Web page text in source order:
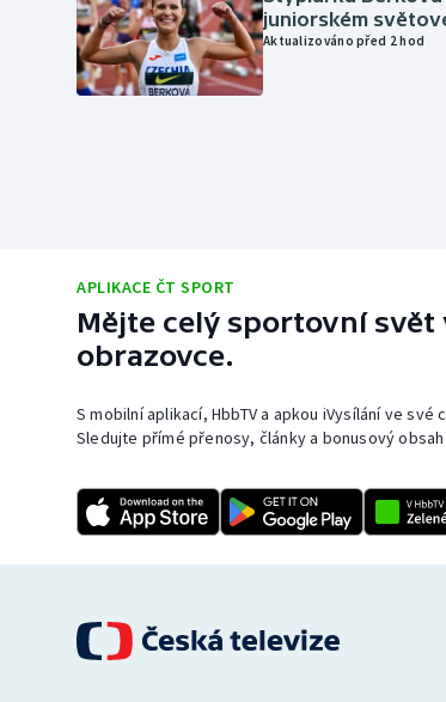
juniorském
Aktualizováno před 2 hod
APLIKACE ČT SPORT
Mějte celý sportovní svět
obrazovce.
S mobilní aplikací, HbbTV a apkou iVysílání ve
Sledujte přímé přenosy, články a bonusový